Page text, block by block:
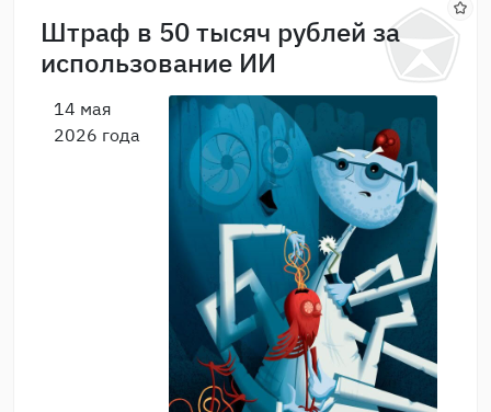
Штраф в 50 тысяч рублей за
использование ИИ
14 мая
2026 года